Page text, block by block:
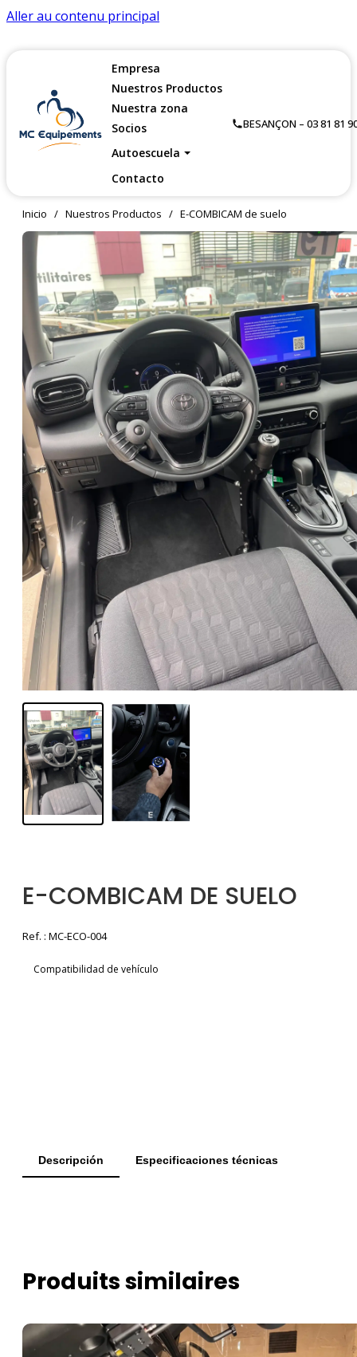
Aller au contenu principal
Empresa
Nuestros Productos
Nuestra zona
Socios
Autoescuela
Contacto
BESANÇON – 03 81 81
Inicio / Nuestros Productos / E-COMBICAM de suelo
E-COMBICAM DE SUELO
Ref. : MC-ECO-004
Compatibilidad de vehículo
Descripción Especificaciones técnicas
Produits similaires